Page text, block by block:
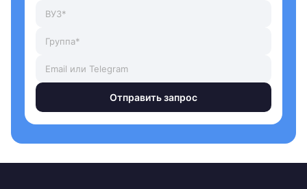
Отправить запрос